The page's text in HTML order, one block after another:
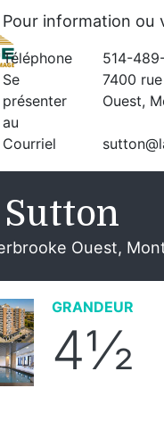
Pour information ou
Téléphone
514-
Se
présenter
au
7400
Ouest,
Courriel
Ouest,
GRANDEUR
4½